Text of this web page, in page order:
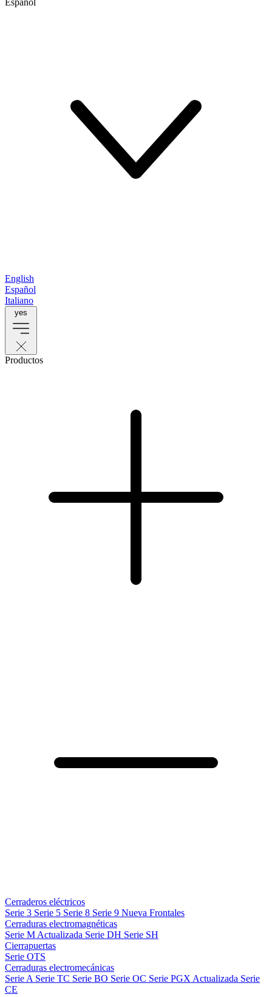
Español
English
Español
Italiano
yes
Productos
Cerraderos eléctricos
Serie 3 Serie 5 Serie 8 Serie 9 Nueva Frontales
Cerraduras electromagnéticas
Serie M Actualizada Serie DH Serie SH
Cierrapuertas
Serie OTS
Cerraduras electromecánicas
Serie A Serie TC Serie BO Serie OC Serie PGX Actualizada Serie
CE